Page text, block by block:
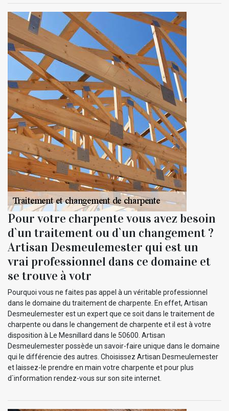
Pour votre charpente vous avez besoin
d`un traitement ou d`un changement ?
Artisan Desmeulemester qui est un
vrai professionnel dans ce domaine et
se trouve à votr
Pourquoi vous ne faites pas appel à un véritable professionnel
dans le domaine du traitement de charpente. En effet, Artisan
Desmeulemester est un expert que ce soit dans le traitement de
charpente ou dans le changement de charpente et il est à votre
disposition à Le Mesnillard dans le 50600. Artisan
Desmeulemester possède un savoir-faire unique dans le domaine
qui le différencie des autres. Choisissez Artisan Desmeulemester
et laissez-le prendre en main votre charpente et pour plus
d`information rendez-vous sur son site internet.